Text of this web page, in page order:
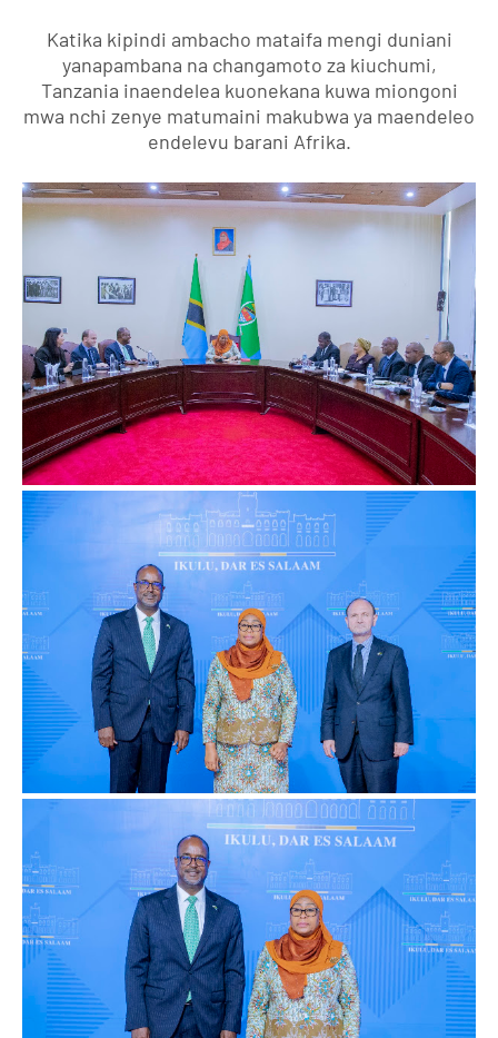
Katika kipindi ambacho mataifa mengi duniani
yanapambana na changamoto za kiuchumi,
Tanzania inaendelea kuonekana kuwa miongoni
mwa nchi zenye matumaini makubwa ya maendeleo
endelevu barani Afrika.